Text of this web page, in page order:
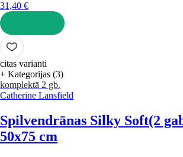
31,40 €
LIKT GROZĀ
citas varianti
+ Kategorijas (3)
komplektā 2 gb.
Catherine Lansfield
Spilvendrānas Silky Soft(2
50x75 cm